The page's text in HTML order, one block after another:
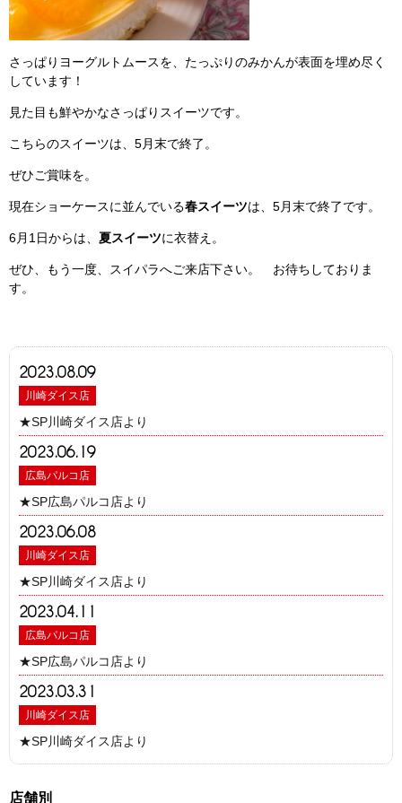
2023.08.09
川崎ダイス店
★SP川崎ダイス店より
2023.06.19
広島パルコ店
★SP広島パルコ店より
2023.06.08
川崎ダイス店
★SP川崎ダイス店より
2023.04.11
広島パルコ店
★SP広島パルコ店より
2023.03.31
川崎ダイス店
★SP川崎ダイス店より
店舗別
さっぱりヨーグルトムースを、たっぷりのみかんが表面を埋め尽く
しています！
見た目も鮮やかなさっぱりスイーツです。
こちらのスイーツは、5月末で終了。
ぜひご賞味を。
現在ショーケースに並んでいる春スイーツは、5月末で終了です。
6月1日からは、 夏スイーツに衣替え。
ぜひ、もう一度、スイパラへご来店下さい。 お待ちしておりま
す。